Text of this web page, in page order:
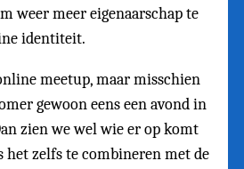
weer meer eigenaarschap te
identiteit.
meetup, maar misschien
gewoon eens een avond in
zien we wel wie er op komt
het zelfs te combineren met de